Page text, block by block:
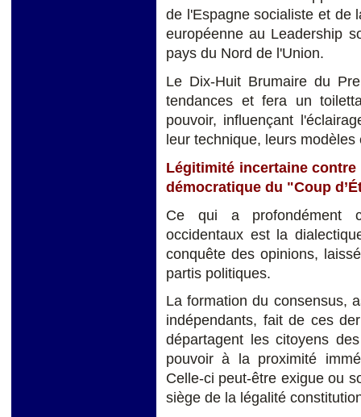
de l'Espagne socialiste et de
européenne au Leadership
pays du Nord de l'Union.
Le Dix-Huit Brumaire du
tendances et fera un
pouvoir, influençant
leur technique, leurs modèles
Légitimité incertaine
démocratique du "Coup
Ce qui a profondément
occidentaux est la
conquête des opinions,
partis politiques.
La formation du consensus,
indépendants, fait de ces
départagent les citoyens
pouvoir à la proximité
Celle-ci peut-être exigue ou
siège de la légalité